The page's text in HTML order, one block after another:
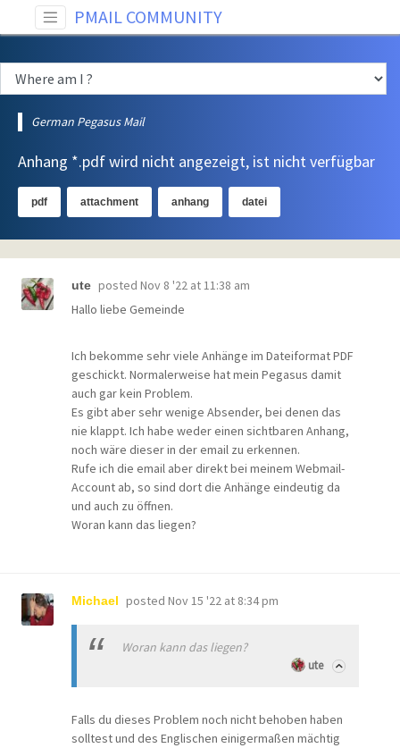
PMAIL COMMUNITY
German Pegasus Mail
Anhang *.pdf wird nicht angezeigt, ist nicht verfügbar
pdf attachment anhang datei
ute posted Nov 8 '22 at 11:38 am
Hallo liebe Gemeinde
Ich bekomme sehr viele Anhänge im Dateiformat PDF
geschickt. Normalerweise hat mein Pegasus damit
auch gar kein Problem.
Es gibt aber sehr wenige Absender, bei denen das
nie klappt. Ich habe weder einen sichtbaren Anhang,
noch wäre dieser in der email zu erkennen.
Rufe ich die email aber direkt bei meinem Webmail-
Account ab, so sind dort die Anhänge eindeutig da
und auch zu öffnen.
Woran kann das liegen?
Michael posted Nov 15 '22 at 8:34 pm
Woran kann das liegen?
ute
Falls du dieses Problem noch nicht behoben haben
solltest und des Englischen einigermaßen mächtig